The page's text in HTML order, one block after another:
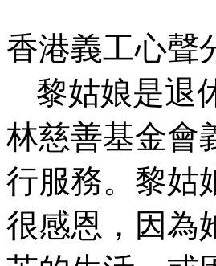
香港義工心聲
黎姑娘是退
林慈善基金會
行服務。 黎姑
很感恩，因為